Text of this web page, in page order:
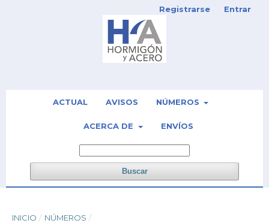
ACTUAL AVISOS NÚMEROS
ACERCA DE ENVÍOS
Buscar
Registrarse Entrar
INICIO / NÚMEROS /